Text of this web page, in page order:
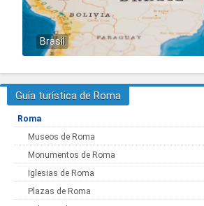
Brasil
Guía turística de Roma
Roma
Museos de Roma
Monumentos de Roma
Iglesias de Roma
Plazas de Roma